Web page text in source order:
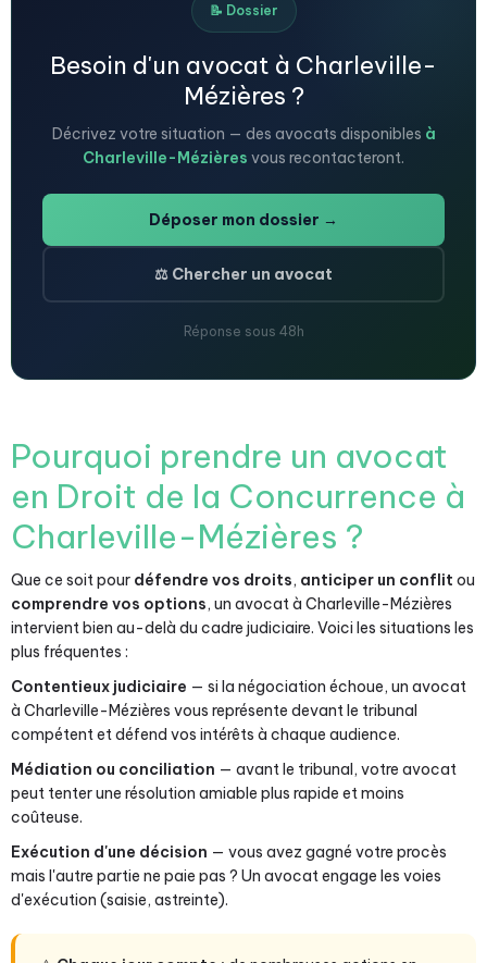
📝 Dossier
Besoin d'un avocat à Charleville-
Mézières ?
Décrivez votre situation — des avocats disponibles à
Charleville-Mézières vous recontacteront.
Déposer mon dossier →
⚖️ Chercher un avocat
Réponse sous 48h
Pourquoi prendre un avocat
en Droit de la Concurrence à
Charleville-Mézières ?
Que ce soit pour défendre vos droits, anticiper un conflit ou
comprendre vos options, un avocat à Charleville-Mézières
intervient bien au-delà du cadre judiciaire. Voici les situations les
plus fréquentes :
Contentieux judiciaire — si la négociation échoue, un avocat
à Charleville-Mézières vous représente devant le tribunal
compétent et défend vos intérêts à chaque audience.
Médiation ou conciliation — avant le tribunal, votre avocat
peut tenter une résolution amiable plus rapide et moins
coûteuse.
Exécution d'une décision — vous avez gagné votre procès
mais l'autre partie ne paie pas ? Un avocat engage les voies
d'exécution (saisie, astreinte).